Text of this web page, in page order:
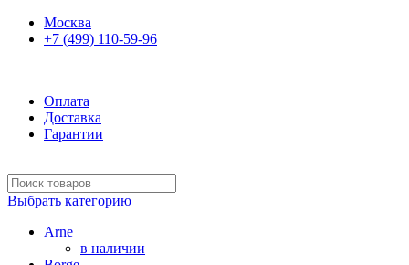
Москва
+7 (499) 110-59-96
Оплата
Доставка
Гарантии
Выбрать категорию
Arne
в наличии